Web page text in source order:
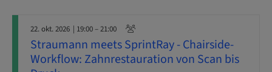
22. okt. 2026 | 19:00 – 21:00
Straumann meets SprintRay - Chairside-
Workflow: Zahnrestauration von Scan bis